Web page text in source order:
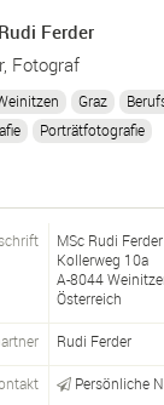
Ferder
Fotograf
Graz
Porträtfotografie
MSc Rudi Ferder
Kollerweg 10a
A-8044
Österreich
Rudi Ferder
Persönliche